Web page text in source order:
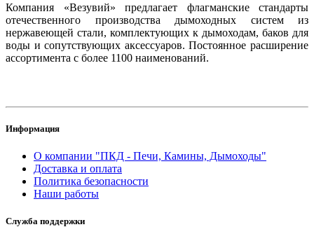
Компания «Везувий» предлагает флагманские стандарты
отечественного производства дымоходных систем из
нержавеющей стали, комплектующих к дымоходам, баков для
воды и сопутствующих аксессуаров. Постоянное расширение
ассортимента с более 1100 наименований.
Информация
О компании "ПКД - Печи, Камины, Дымоходы"
Доставка и оплата
Политика безопасности
Наши работы
Служба поддержки